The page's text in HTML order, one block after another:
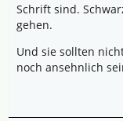
Schrift sind.
gehen.
Und sie sollten
noch ansehnlich